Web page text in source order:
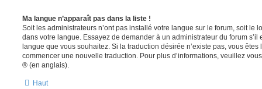
Ma langue n’apparaît pas dans la liste !
Soit les administrateurs n’ont pas installé votre langue sur le forum, soit le
dans votre langue. Essayez de demander à un administrateur du forum s’il
langue que vous souhaitez. Si la traduction désirée n’existe pas, vous
commencer une nouvelle traduction. Pour plus d’informations, veuillez
® (en anglais).
Haut